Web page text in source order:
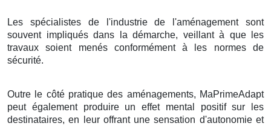
Les spécialistes de l'industrie de l'aménagement sont
souvent impliqués dans la démarche, veillant à que les
travaux soient menés conformément à les normes de
sécurité.
Outre le côté pratique des aménagements, MaPrimeAdapt
peut également produire un effet mental positif sur les
destinataires, en leur offrant une sensation d'autonomie et